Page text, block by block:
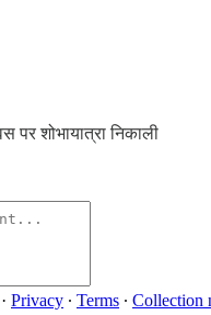
पर शोभायात्रा निकाली
· Privacy ∙ Terms ∙ Collection